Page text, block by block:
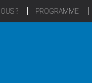
? PROGRAMME